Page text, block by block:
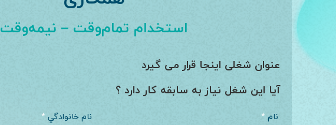
استخدام تمام‌وقت – نیمه‌وقت
عنوان شغلی اینجا قرار می گیرد
آیا این شغل نیاز به سابقه کار دارد ؟
نام * نام خانوادگي*